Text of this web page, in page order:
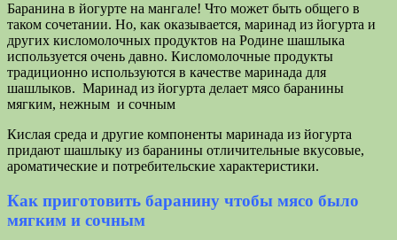
Баранина в йогурте на мангале! Что может быть общего в
таком сочетании. Но, как оказывается, маринад из йогурта и
других кисломолочных продуктов на Родине шашлыка
используется очень давно. Кисломолочные продукты
традиционно используются в качестве маринада для
шашлыков. Маринад из йогурта делает мясо баранины
мягким, нежным и сочным
Кислая среда и другие компоненты маринада из йогурта
придают шашлыку из баранины отличительные вкусовые,
ароматические и потребительские характеристики.
Как приготовить баранину чтобы мясо было
мягким и сочным